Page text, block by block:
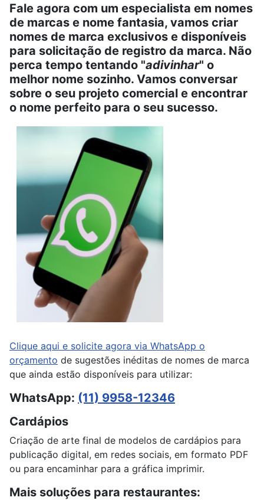
Fale agora com um especialista em nomes
de marcas e nome fantasia, vamos criar
nomes de marca exclusivos e disponíveis
para solicitação de registro da marca. Não
perca tempo tentando "adivinhar" o
melhor nome sozinho. Vamos conversar
sobre o seu projeto comercial e encontrar
o nome perfeito para o seu sucesso.
Clique aqui e solicite agora via WhatsApp o
orçamento de sugestões inéditas de nomes de marca
que ainda estão disponíveis para utilizar:
WhatsApp: (11) 9958-12346
Cardápios
Criação de arte final de modelos de cardápios para
publicação digital, em redes sociais, em formato PDF
ou para encaminhar para a gráfica imprimir.
Mais soluções para restaurantes: